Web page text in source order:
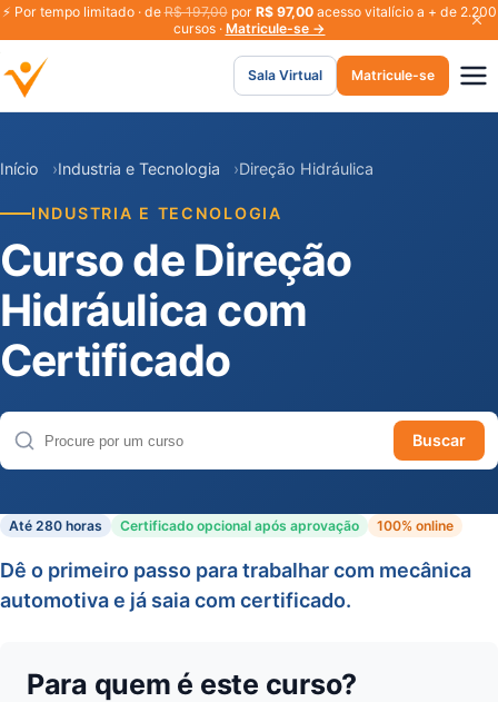
⚡ Por tempo limitado · deR$ 197,00por R$ 97,00acesso vitalício a + de 2.200
cursos · Matricule-se →
Sala Virtual Matricule-se
Início Industria e Tecnologia Direção Hidráulica
INDUSTRIA E TECNOLOGIA
Curso de Direção
Hidráulica com
Certificado
Buscar cursos
Buscar
Até 280 horas Certificado opcional após aprovação 100% online
Dê o primeiro passo para trabalhar com mecânica
automotiva e já saia com certificado.
Para quem é este curso?